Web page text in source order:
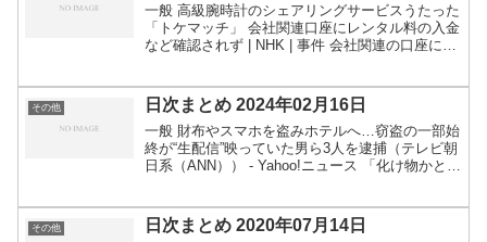
一般 高級腕時計のシェアリングサービスうたった
「トケマッチ」 会社関連口座にレンタル料の入金
など確認されず | NHK | 事件 会社関連の口座には
を実...
その他 日次まとめ 2024年02月16日
一般 財布やスマホを盗みホテルへ…窃盗の一部始
終が“生配信”映っていた男ら3人を逮捕（テレビ朝
日系（ANN）） - Yahoo!ニュース 「化け物かと思
その他 日次まとめ 2020年07月14日